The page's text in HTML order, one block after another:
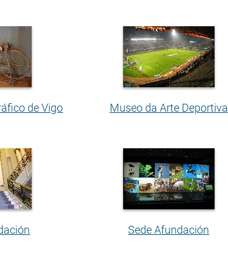
de Vigo Museo da Arte Deportiva
Sede Afundación